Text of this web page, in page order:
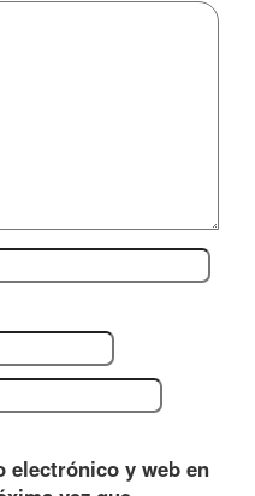
electrónico y web en